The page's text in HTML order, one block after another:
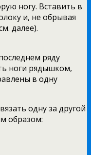
ногу. Вставить в
и, не обрывая
далее).
ряду
ноги рядышком,
в одну
одну за другой
образом: